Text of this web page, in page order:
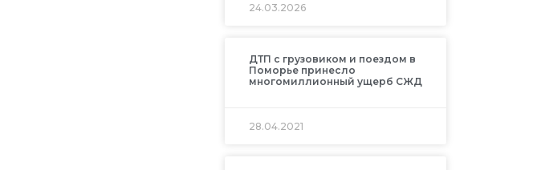
24.03.2026
ДТП с грузовиком и поездом в
Поморье принесло
многомиллионный ущерб СЖД
28.04.2021